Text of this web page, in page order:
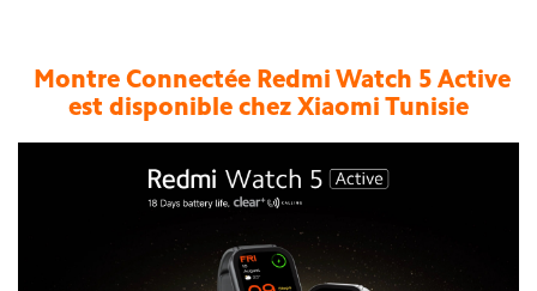
Montre Connectée Redmi Watch 5 Active
est disponible chez Xiaomi Tunisie